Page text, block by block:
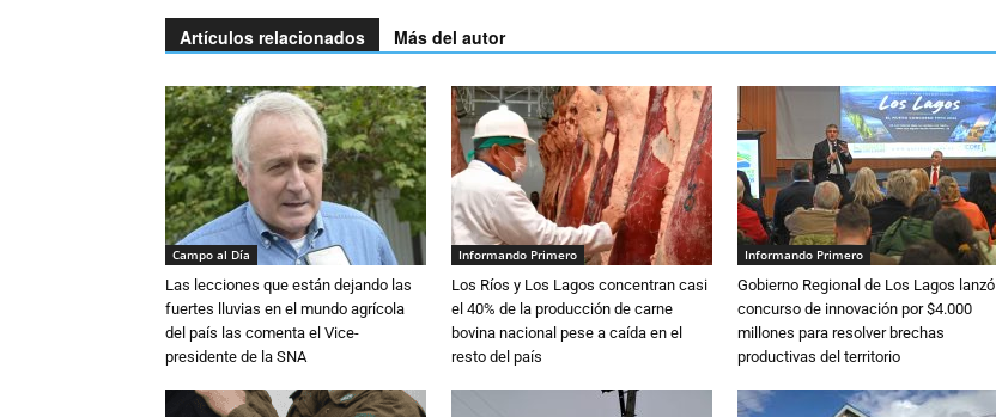
Artículos relacionados Más del autor
Campo al Día
Las lecciones que están dejando las
fuertes lluvias en el mundo agrícola
del país las comenta el Vice-
presidente de la SNA
Informando Primero
Los Ríos y Los Lagos concentran casi
el 40% de la producción de carne
bovina nacional pese a caída en el
resto del país
Informando Primero
Gobierno Regional de Los Lagos lanzó
concurso de innovación por $4.000
millones para resolver brechas
productivas del territorio